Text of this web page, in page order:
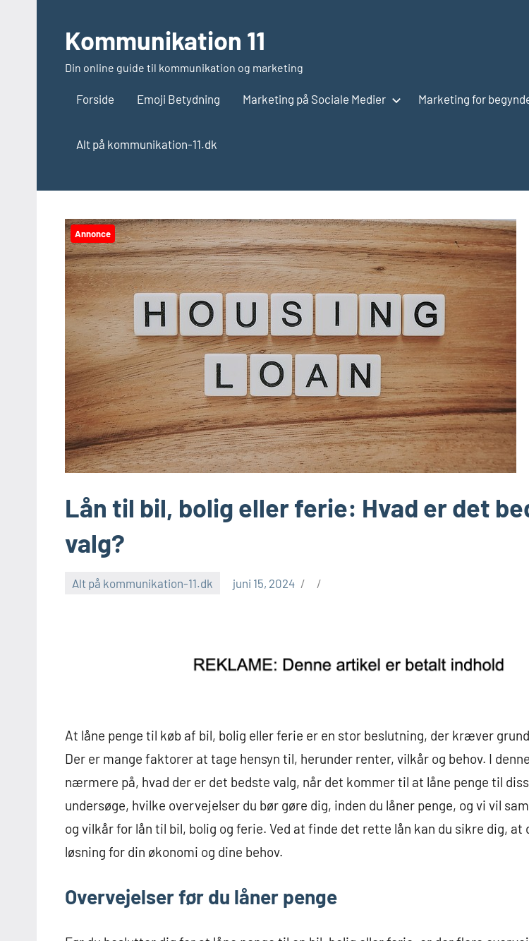
indholdKommunikation 11
Din online guide til kommunikation og marketing
Forside Emoji Betydning Marketing på Sociale Medier Marketing for
Alt på kommunikation-11.dk
Annonce
Lån til bil, bolig eller ferie: Hvad er det
valg?
Alt på kommunikation-11.dk juni 15, 2024
At låne penge til køb af bil, bolig eller ferie er en stor beslutning, der kræver
Der er mange faktorer at tage hensyn til, herunder renter, vilkår og behov. I
nærmere på, hvad der er det bedste valg, når det kommer til at låne penge til
undersøge, hvilke overvejelser du bør gøre dig, inden du låner penge, og vi vil
og vilkår for lån til bil, bolig og ferie. Ved at finde det rette lån kan du sikre dig, at
løsning for din økonomi og dine behov.
Overvejelser før du låner penge